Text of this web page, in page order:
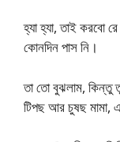
হ্যা হ্যা, তাই করবো
কোনদিন পাস নি।
তা তো বুঝলাম, কিন্তু
টিপছ আর চুষছ মামা,